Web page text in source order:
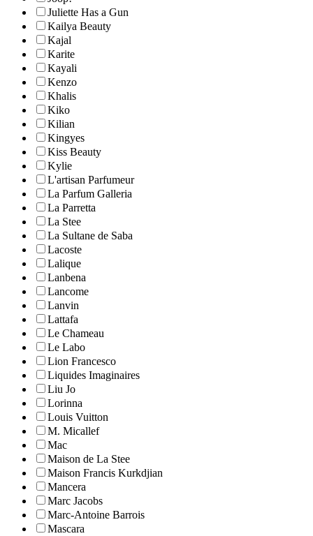
Juliette Has a Gun
Kailya Beauty
Kajal
Karite
Kayali
Kenzo
Khalis
Kiko
Kilian
Kingyes
Kiss Beauty
Kylie
L'artisan Parfumeur
La Parfum Galleria
La Parretta
La Stee
La Sultane de Saba
Lacoste
Lalique
Lanbena
Lancome
Lanvin
Lattafa
Le Chameau
Le Labo
Lion Francesco
Liquides Imaginaires
Liu Jo
Lorinna
Louis Vuitton
M. Micallef
Mac
Maison de La Stee
Maison Francis Kurkdjian
Mancera
Marc Jacobs
Marc-Antoine Barrois
Mascara